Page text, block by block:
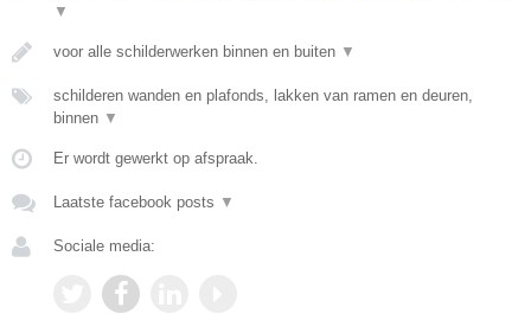
▼
voor alle schilderwerken binnen en buiten ▼
schilderen wanden en plafonds, lakken van ramen en deuren,
binnen ▼
Er wordt gewerkt op afspraak.
Laatste facebook posts ▼
Sociale media: